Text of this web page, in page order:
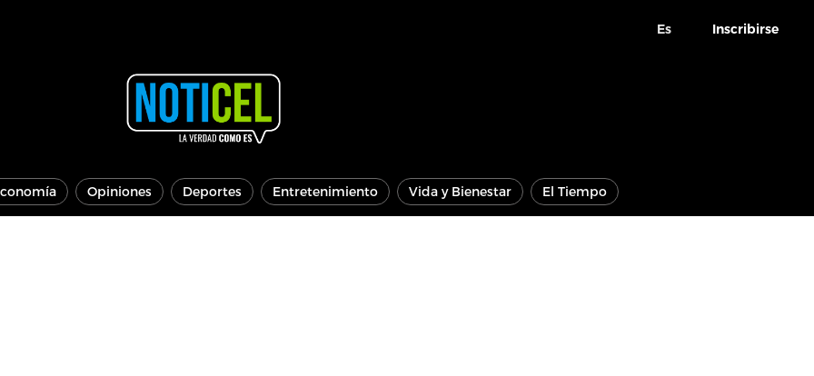
Es Inscribirse
Opiniones Deportes Entretenimiento Vida y Bienestar El Tiempo